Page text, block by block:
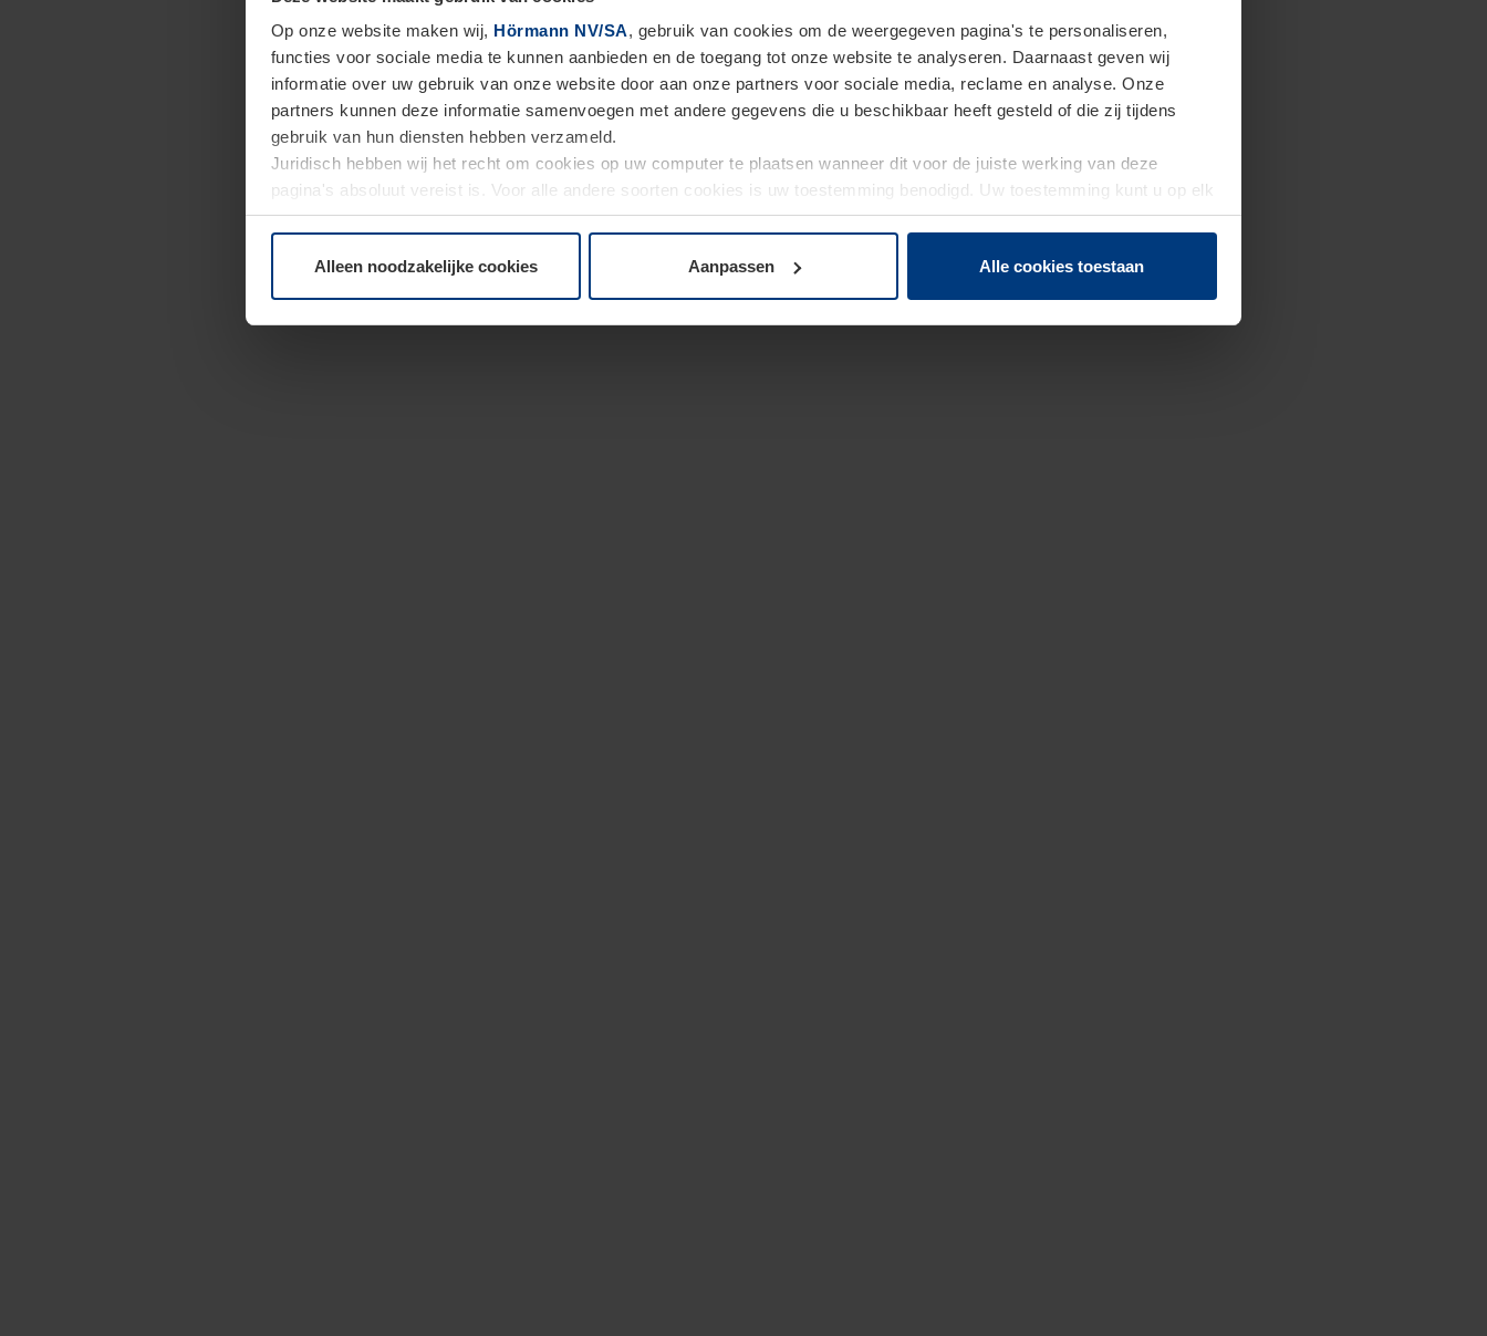
Op onze website maken wij, Hörmann NV/SA, gebruik van cookies om de weergegeven pagina's te personaliseren,
functies voor sociale media te kunnen aanbieden en de toegang tot onze website te analyseren. Daarnaast geven wij
informatie over uw gebruik van onze website door aan onze partners voor sociale media, reclame en analyse. Onze
partners kunnen deze informatie samenvoegen met andere gegevens die u beschikbaar heeft gesteld of die zij tijdens
gebruik van hun diensten hebben verzameld.
Juridisch hebben wij het recht om cookies op uw computer te plaatsen wanneer dit voor de juiste werking van deze
pagina's absoluut vereist is. Voor alle andere soorten cookies is uw toestemming benodigd. Uw toestemming kunt u op elk
moment bij de uitleg van de cookies op paginaPrivacyverklaringop onze website wijzigen of herroepen.
Alleen noodzakelijke cookies Aanpassen Alle cookies toestaan